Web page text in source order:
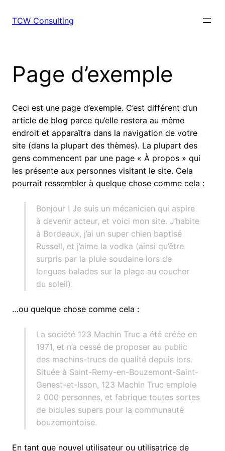
TCW Consulting
Page d’exemple
Ceci est une page d’exemple. C’est différent d’un
article de blog parce qu’elle restera au même
endroit et apparaîtra dans la navigation de votre
site (dans la plupart des thèmes). La plupart des
gens commencent par une page « À propos » qui
les présente aux personnes visitant le site. Cela
pourrait ressembler à quelque chose comme cela :
Bonjour ! Je suis un mécanicien qui aspire
à devenir acteur, et voici mon site. J’habite
à Bordeaux, j’ai un super chien baptisé
Russell, et j’aime la vodka (ainsi qu’être
surpris par la pluie soudaine lors de
longues balades sur la plage au coucher
du soleil).
…ou quelque chose comme cela :
La société 123 Machin Truc a été créée en
1971, et n’a cessé de proposer au public
des machins-trucs de qualité depuis lors.
Située à Saint-Remy-en-Bouzemont-Saint-
Genest-et-Isson, 123 Machin Truc emploie
2 000 personnes, et fabrique toutes sortes
de bidules supers pour la communauté
bouzemontoise.
En tant que nouvel utilisateur ou utilisatrice de